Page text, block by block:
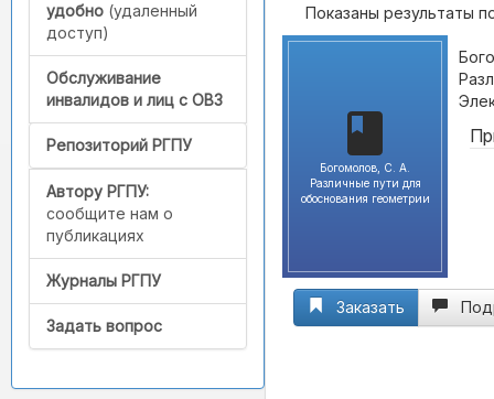
удобно (удаленный
доступ)
Обслуживание
инвалидов и лиц с ОВЗ
Репозиторий РГПУ
Автору РГПУ:
сообщите нам о
публикациях
Журналы РГПУ
Задать вопрос
Показаны результаты
Богомолов, С. А.
Различные пути для
обоснования геометрии
Заказать